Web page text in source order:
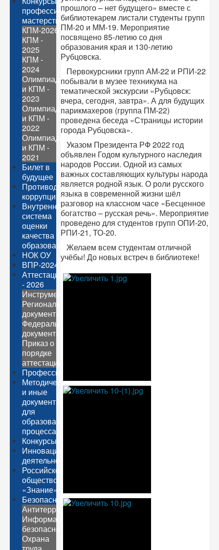
профессионального
мастерства
КПМ-2026
КПМ -
2025
КПМ -
2024
Олимпиады
и КПМ -
2023
Олимпиады
и КПМ -
2022
Олимпиады
и КПМ -
2021
Билет в
будущее
Противодействие
коррупции
Внутренняя
система
оценки
качества
образования
НОК ОУ
ВПР-2024
Аттестация
- 2026
Инструментарий
Региональные
документы
Федеральные
документы
Приказ о
порядке
аттестации
Профессионалитет
Методические
и иные
документы
для
образовательного
процесса
Конкурсы
Инновационная
деятельность
Российское
общество
«Знание»
Безопасность
Антитеррор
Информационная
безопасность
Охрана
прошлого – нет будущего» вместе с
библиотекарем листали студенты групп
ПМ-20 и ММ-19. Мероприятие
посвящено 85-летию со дня
образования края и 130-летию
Рубцовска.
Первокурсники групп АМ-22 и РПИ-22
побывали в музее техникума на
тематической экскурсии «Рубцовск:
вчера, сегодня, завтра». А для будущих
парикмахеров (группа ПМ-22)
проведена беседа «Страницы истории
города Рубцовска».
Указом Президента РФ 2022 год
объявлен Годом культурного наследия
народов России. Одной из самых
важных составляющих культуры народа
является родной язык. О роли русского
языка в современной жизни шёл
разговор на классном часе «Бесценное
богатство – русская речь». Мероприятие
проведено для студентов групп ОПИ-20,
РПИ-21, ТО-20.
Желаем всем студентам отличной
учёбы! До новых встреч в библиотеке!